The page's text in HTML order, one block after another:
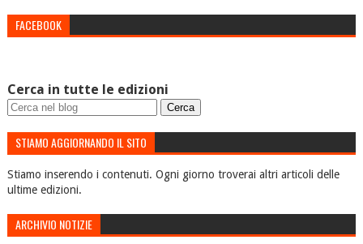
FACEBOOK
Cerca in tutte le edizioni
STIAMO AGGIORNANDO IL SITO
Stiamo inserendo i contenuti. Ogni giorno troverai altri articoli delle
ultime edizioni.
ARCHIVIO NOTIZIE